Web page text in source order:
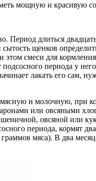
мощную и красивую
Период длиться
щенков
этом смеси для
периода у
лакать его сам,
мясную и молочную, при
или овсяными
овсяной или
периода, кормят
мяса). В два